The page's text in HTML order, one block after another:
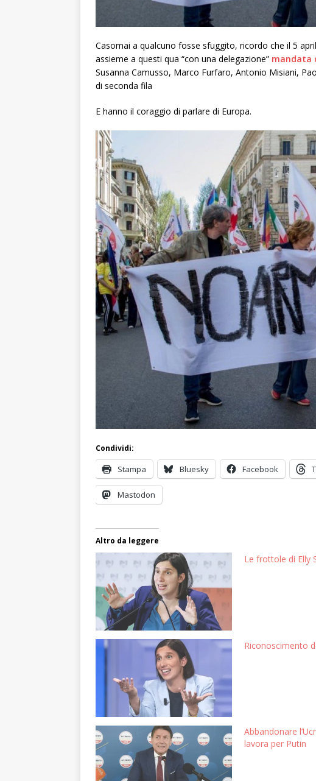
Casomai a qualcuno fosse sfuggito, ricordo che il 5
assieme a questi qua “con una delegazione” mandata
Susanna Camusso, Marco Furfaro, Antonio Misiani,
di seconda fila
E hanno il coraggio di parlare di Europa.
Condividi:
Stampa Bluesky Facebook
Mastodon
Altro da leggere
Le frottole di Elly
Riconoscimento
Abbandonare
lavora per Putin